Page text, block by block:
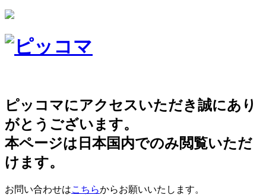
ピッコマにアクセスいただき誠にあり
がとうございます。
本ページは日本国内でのみ閲覧いただ
けます。
お問い合わせはこちらからお願いいたします。